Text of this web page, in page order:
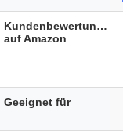
Kundenbewertungen
auf Amazon
Geeignet für